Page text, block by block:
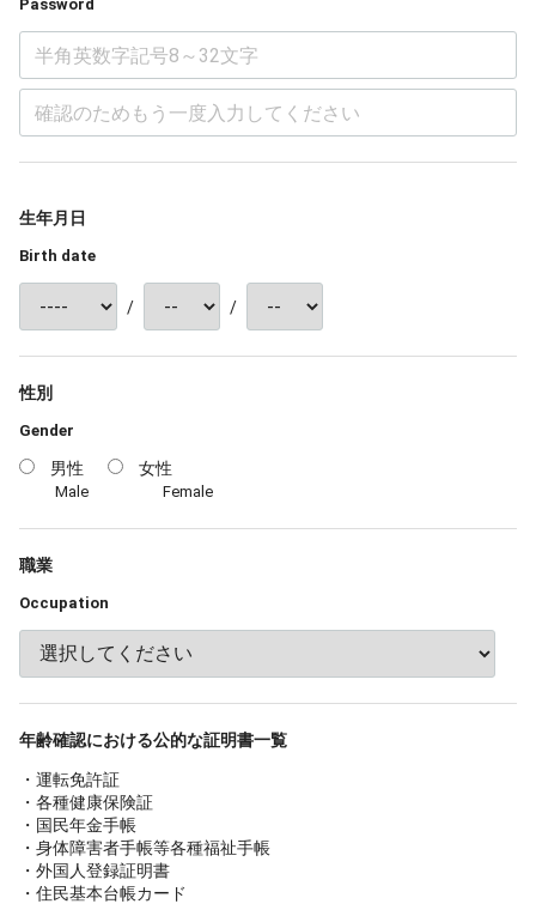
Password
生年月日
Birth date
/ /
性別
Gender
男性 女性
Male Female
職業
Occupation
年齢確認における公的な証明書一覧
・運転免許証
・各種健康保険証
・国民年金手帳
・身体障害者手帳等各種福祉手帳
・外国人登録証明書
・住民基本台帳カード